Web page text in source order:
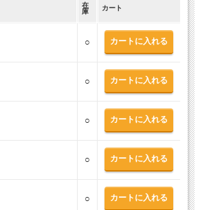
在
庫
カート
○
○
○
○
○